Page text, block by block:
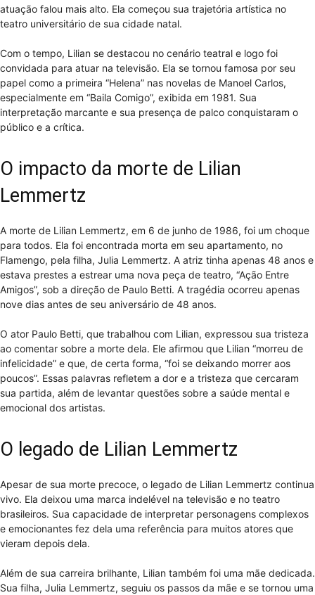
atuação falou mais alto. Ela começou sua trajetória artística no
teatro universitário de sua cidade natal.
Com o tempo, Lilian se destacou no cenário teatral e logo foi
convidada para atuar na televisão. Ela se tornou famosa por seu
papel como a primeira “Helena” nas novelas de Manoel Carlos,
especialmente em “Baila Comigo”, exibida em 1981. Sua
interpretação marcante e sua presença de palco conquistaram o
público e a crítica.
O impacto da morte de Lilian
Lemmertz
A morte de Lilian Lemmertz, em 6 de junho de 1986, foi um choque
para todos. Ela foi encontrada morta em seu apartamento, no
Flamengo, pela filha, Julia Lemmertz. A atriz tinha apenas 48 anos e
estava prestes a estrear uma nova peça de teatro, “Ação Entre
Amigos”, sob a direção de Paulo Betti. A tragédia ocorreu apenas
nove dias antes de seu aniversário de 48 anos.
O ator Paulo Betti, que trabalhou com Lilian, expressou sua tristeza
ao comentar sobre a morte dela. Ele afirmou que Lilian “morreu de
infelicidade” e que, de certa forma, “foi se deixando morrer aos
poucos”. Essas palavras refletem a dor e a tristeza que cercaram
sua partida, além de levantar questões sobre a saúde mental e
emocional dos artistas.
O legado de Lilian Lemmertz
Apesar de sua morte precoce, o legado de Lilian Lemmertz continua
vivo. Ela deixou uma marca indelével na televisão e no teatro
brasileiros. Sua capacidade de interpretar personagens complexos
e emocionantes fez dela uma referência para muitos atores que
vieram depois dela.
Além de sua carreira brilhante, Lilian também foi uma mãe dedicada.
Sua filha, Julia Lemmertz, seguiu os passos da mãe e se tornou uma